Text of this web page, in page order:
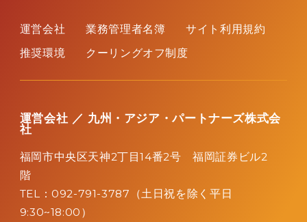
運営会社 業務管理者名簿
サイト利用規約
推奨環境
クーリングオフ制度
運営会社 ／ 九州・アジア・パートナーズ株式会
社
福岡市中央区天神2丁目14番2号 福岡証券ビル2
階
TEL：092-791-3787（土日祝を除く平日
9:30~18:00）